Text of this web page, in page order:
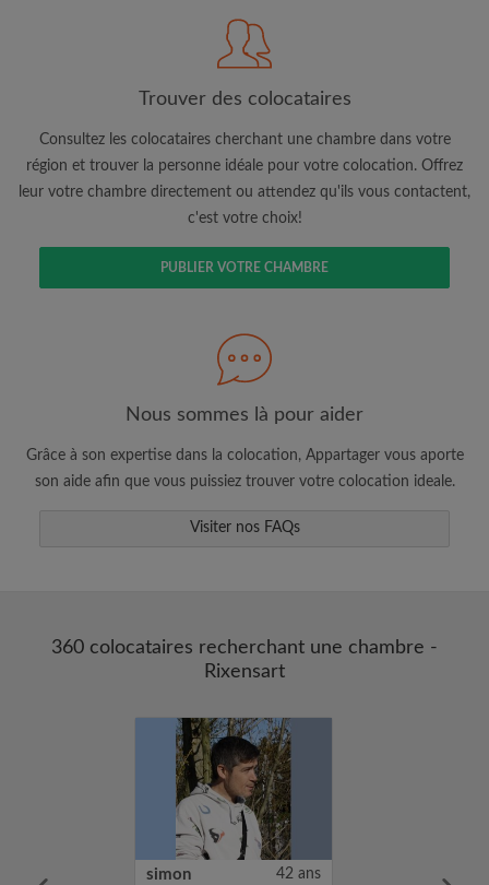
CRÉER PROFIL
jour du compte par e-mail
Consultez les chambres et les profils des
Sauvegardez vos recherches
annonce correspondant à vos critères
Faites vos demandes de visites
Faites part aux propriétaires et aux
Trouver des colocataires
Consultez les colocataires cherchant une chambre dans votre
région et trouver la personne idéale pour votre colocation. Offrez
leur votre chambre directement ou attendez qu'ils vous contactent,
c'est votre choix!
PUBLIER VOTRE CHAMBRE
Nous sommes là pour aider
Grâce à son expertise dans la colocation, Appartager vous aporte
son aide afin que vous puissiez trouver votre colocation ideale.
Visiter nos FAQs
360 colocataires recherchant une chambre -
Rixensart
simon 42 ans